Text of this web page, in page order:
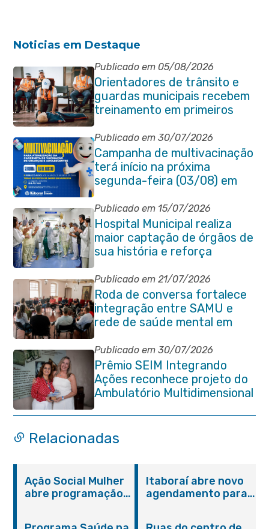
Noticias em Destaque
Publicado em 05/08/2026
Orientadores de trânsito e
guardas municipais recebem
treinamento em primeiros
socorros em Itaboraí
Publicado em 30/07/2026
Campanha de multivacinação
terá início na próxima
segunda-feira (03/08) em
Itaboraí
Publicado em 15/07/2026
Hospital Municipal realiza
maior captação de órgãos de
sua história e reforça
compromisso com a vida
Publicado em 21/07/2026
Roda de conversa fortalece
integração entre SAMU e
rede de saúde mental em
Itaboraí
Publicado em 30/07/2026
Prêmio SEIM Integrando
Ações reconhece projeto do
Ambulatório Multidimensional
da Pessoa Idosa de Itaboraí
Relacionadas
Ação Social Mulher
abre programação
Itaboraí abre novo
agendamento para